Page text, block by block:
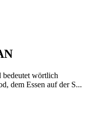
bedeutet wörtlich
dem Essen auf der S...